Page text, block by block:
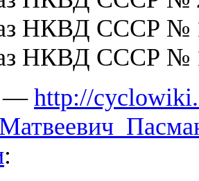
НКВД СССР №
НКВД СССР №
— http://
: